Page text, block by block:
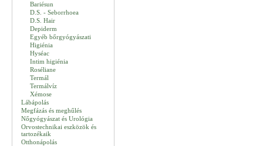
Bariésun
D.S. - Seborrhoea
D.S. Hair
Depiderm
Egyéb bőrgyógyászati
Higiénia
Hyséac
Intim higiénia
Roséliane
Termál
Termálvíz
Xémose
Lábápolás
Megfázás és meghűlés
Nőgyógyászat és Urológia
Orvostechnikai eszközök és
tartozékaik
Otthonápolás